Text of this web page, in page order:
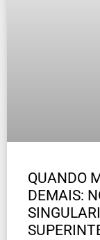
QUANDO
DEMAIS: